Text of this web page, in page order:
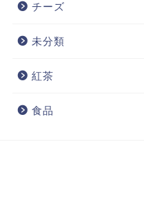
チーズ
未分類
紅茶
食品